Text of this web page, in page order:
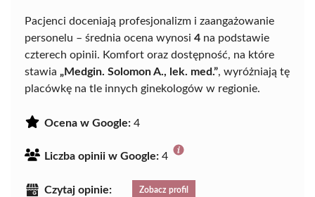
Pacjenci doceniają profesjonalizm i zaangażowanie
personelu – średnia ocena wynosi 4 na podstawie
czterech opinii. Komfort oraz dostępność, na które
stawia „Medgin. Solomon A., lek. med.”, wyróżniają tę
placówkę na tle innych ginekologów w regionie.
Ocena w Google: 4
Liczba opinii w Google: 4
Czytaj opinie: Zobacz profil